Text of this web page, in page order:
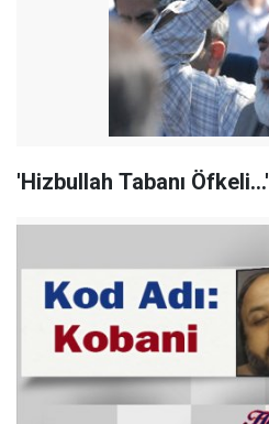
'Hizbullah Tabanı Öfkeli...'